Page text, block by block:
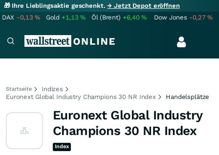
🎁 Ihre Lieblingsaktie geschenkt.→ Jetzt Depot eröffnen
DAX -0,13% Gold +1,13% Öl (Brent) +6,40% Dow Jones -0,27%
Startseite
Indizes
Euronext Global Industry Champions 30 NR Index
Handelsplätze
Euronext Global Industry
Champions 30 NR Index
Index